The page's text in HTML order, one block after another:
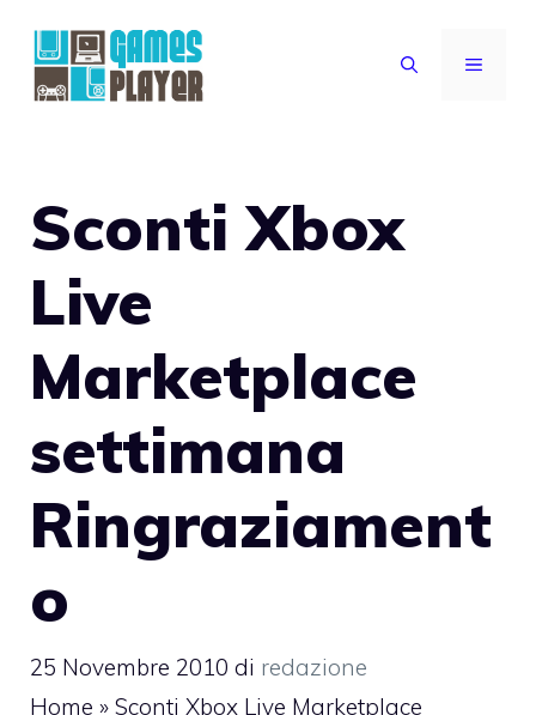
contenuto
MENU
Sconti Xbox
Live
Marketplace
settimana
Ringraziament
o
25 Novembre 2010 di redazione
Home » Sconti Xbox Live Marketplace